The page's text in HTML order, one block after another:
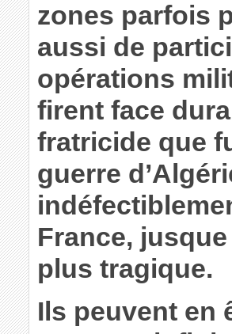
zones parfois
aussi de
opérations
firent face
fratricide que
guerre
France,
plus tragique.
Ils peuvent en